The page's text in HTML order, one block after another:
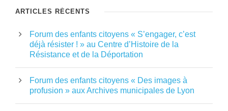
ARTICLES RÉCENTS
Forum des enfants citoyens « S’engager, c’est
déjà résister ! » au Centre d’Histoire de la
Résistance et de la Déportation
Forum des enfants citoyens « Des images à
profusion » aux Archives municipales de Lyon